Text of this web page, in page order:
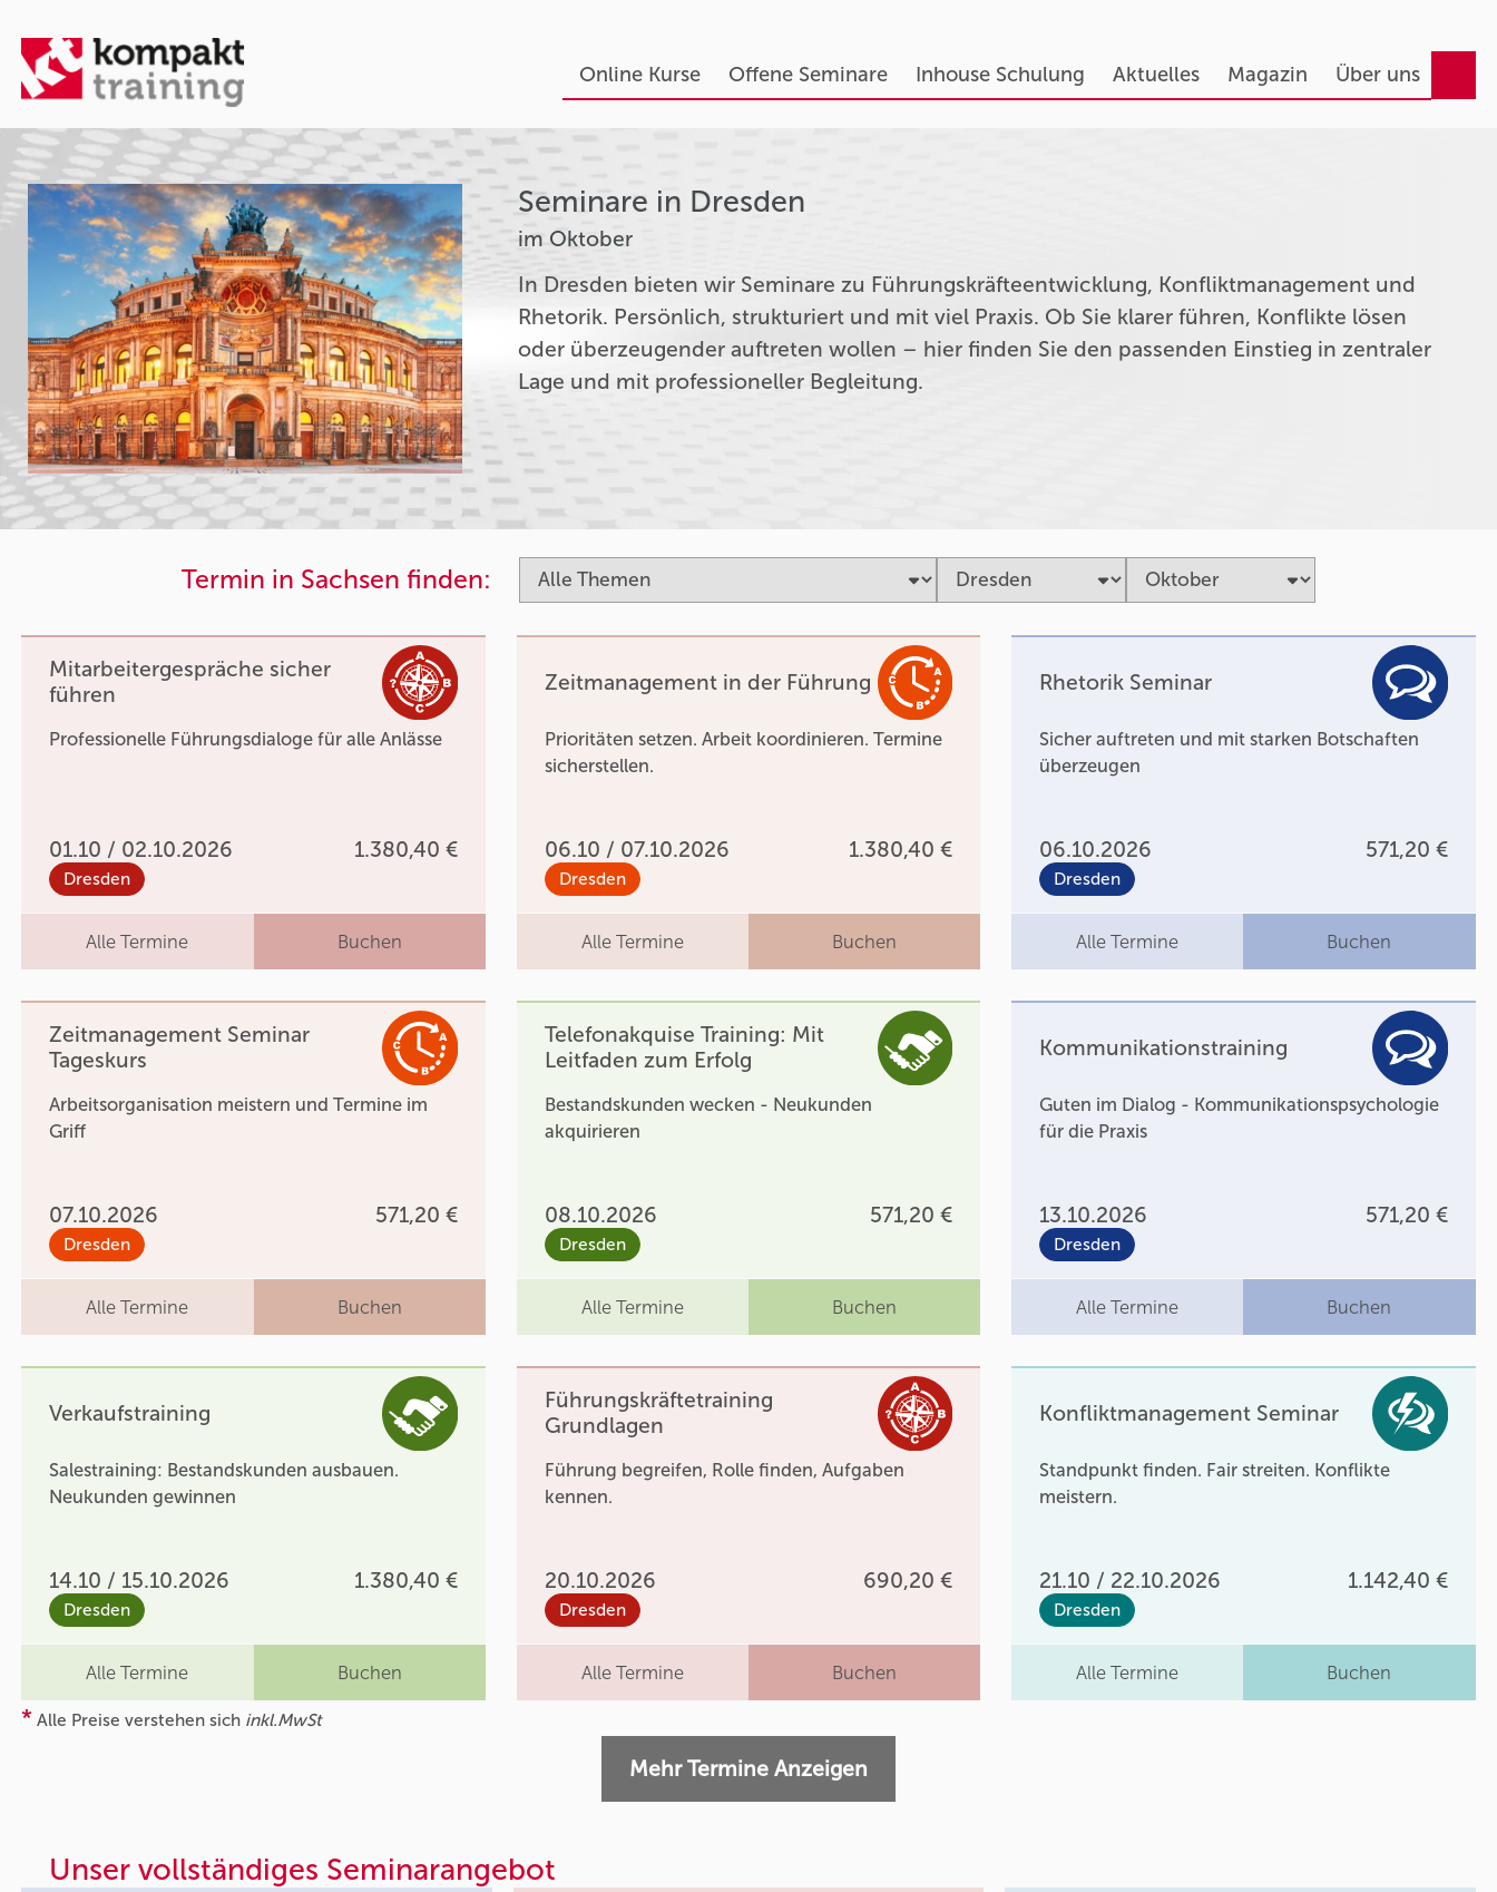
Online Kurse Offene Seminare Inhouse Schulung Aktuelles Magazin Über uns
Seminare in Dresden
im Oktober
In Dresden bieten wir Seminare zu Führungskräfteentwicklung, Konfliktmanagement und
Rhetorik. Persönlich, strukturiert und mit viel Praxis. Ob Sie klarer führen, Konflikte lösen
oder überzeugender auftreten wollen – hier finden Sie den passenden Einstieg in zentraler
Lage und mit professioneller Begleitung.
Termin in Sachsen finden:
Mitarbeitergespräche sicher
führen
Professionelle Führungsdialoge für alle Anlässe
01.10 / 02.10.2026 1.380,40 €
Dresden
Alle Termine Buchen
Zeitmanagement in der Führung
Prioritäten setzen. Arbeit koordinieren. Termine
sicherstellen.
06.10 / 07.10.2026 1.380,40 €
Dresden
Alle Termine Buchen
Rhetorik Seminar
Sicher auftreten und mit starken Botschaften
überzeugen
06.10.2026 571,20 €
Dresden
Alle Termine Buchen
Zeitmanagement Seminar
Tageskurs
Arbeitsorganisation meistern und Termine im
Griff
07.10.2026 571,20 €
Dresden
Alle Termine Buchen
Telefonakquise Training: Mit
Leitfaden zum Erfolg
Bestandskunden wecken - Neukunden
akquirieren
08.10.2026 571,20 €
Dresden
Alle Termine Buchen
Kommunikationstraining
Guten im Dialog - Kommunikationspsychologie
für die Praxis
13.10.2026 571,20 €
Dresden
Alle Termine Buchen
Verkaufstraining
Salestraining: Bestandskunden ausbauen.
Neukunden gewinnen
14.10 / 15.10.2026 1.380,40 €
Dresden
Alle Termine Buchen
Führungskräftetraining
Grundlagen
Führung begreifen, Rolle finden, Aufgaben
kennen.
20.10.2026 690,20 €
Dresden
Alle Termine Buchen
Konfliktmanagement Seminar
Standpunkt finden. Fair streiten. Konflikte
meistern.
21.10 / 22.10.2026 1.142,40 €
Dresden
Alle Termine Buchen
* Alle Preise verstehen sich inkl.MwSt
Mehr Termine Anzeigen
Unser vollständiges Seminarangebot